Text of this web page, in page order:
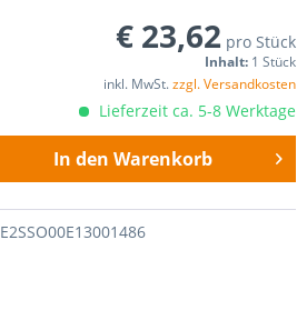
€ 23,62 pro Stück
Inhalt: 1 Stück
inkl. MwSt.zzgl. Versandkosten
Lieferzeit ca. 5-8 Werktage
In den Warenkorb
E2SSO00E13001486